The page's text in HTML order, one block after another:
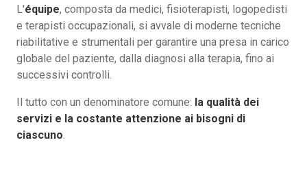
L'équipe, composta da medici, fisioterapisti, logopedisti
e terapisti occupazionali, si avvale di moderne tecniche
riabilitative e strumentali per garantire una presa in carico
globale del paziente, dalla diagnosi alla terapia, fino ai
successivi controlli.
Il tutto con un denominatore comune: la qualità dei
servizi e la costante attenzione ai bisogni di
ciascuno